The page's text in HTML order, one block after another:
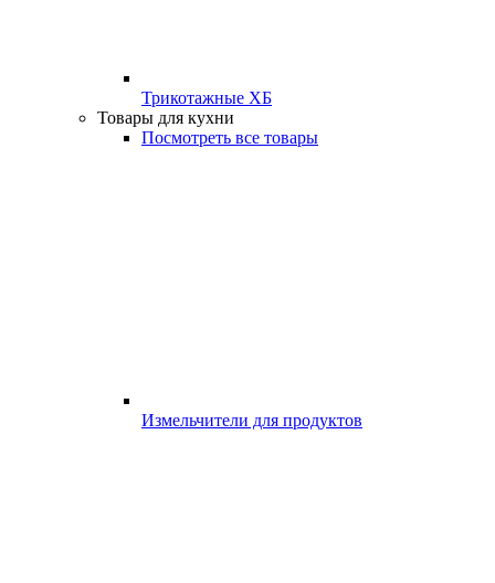
Трикотажные ХБ
Товары для кухни
Посмотреть все товары
Измельчители для продуктов